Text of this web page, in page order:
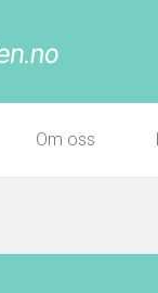
Om oss